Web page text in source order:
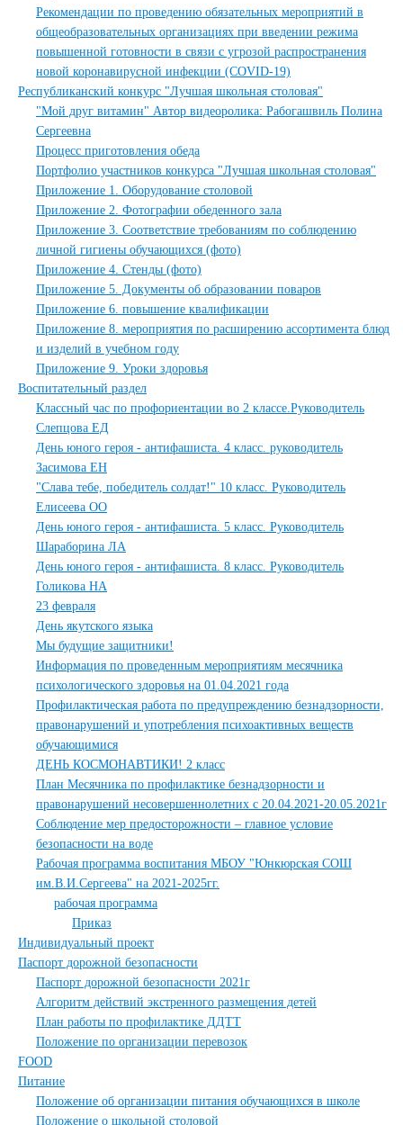
Рекомендации по проведению обязательных мероприятий в
общеобразовательных организациях при введении режима
повышенной готовности в связи с угрозой распространения
новой коронавирусной инфекции (COVID-19)
Республиканский конкурс "Лучшая школьная столовая"
"Мой друг витамин" Автор видеоролика: Рабогашвиль Полина
Сергеевна
Процесс приготовления обеда
Портфолио участников конкурса "Лучшая школьная столовая"
Приложение 1. Оборудование столовой
Приложение 2. Фотографии обеденного зала
Приложение 3. Соответствие требованиям по соблюдению
личной гигиены обучающихся (фото)
Приложение 4. Стенды (фото)
Приложение 5. Документы об образовании поваров
Приложение 6. повышение квалификации
Приложение 8. мероприятия по расширению ассортимента блюд
и изделий в учебном году
Приложение 9. Уроки здоровья
Воспитательный раздел
Классный час по профориентации во 2 классе.Руководитель
Слепцова ЕД
День юного героя - антифашиста. 4 класс. руководитель
Засимова ЕН
"Слава тебе, победитель солдат!" 10 класс. Руководитель
Елисеева ОО
День юного героя - антифашиста. 5 класс. Руководитель
Шараборина ЛА
День юного героя - антифашиста. 8 класс. Руководитель
Голикова НА
23 февраля
День якутского языка
Мы будущие защитники!
Информация по проведенным мероприятиям месячника
психологического здоровья на 01.04.2021 года
Профилактическая работа по предупреждению безнадзорности,
правонарушений и употребления психоактивных веществ
обучающимися
ДЕНЬ КОСМОНАВТИКИ! 2 класс
План Месячника по профилактике безнадзорности и
правонарушений несовершеннолетних с 20.04.2021-20.05.2021г
Соблюдение мер предосторожности – главное условие
безопасности на воде
Рабочая программа воспитания МБОУ "Юнкюрская СОШ
им.В.И.Сергеева" на 2021-2025гг.
рабочая программа
Приказ
Индивидуальный проект
Паспорт дорожной безопасности
Паспорт дорожной безопасности 2021г
Алгоритм действий экстренного размещения детей
План работы по профилактике ДДТТ
Положение по организации перевозок
FOOD
Питание
Положение об организации питания обучающихся в школе
Положение о школьной столовой